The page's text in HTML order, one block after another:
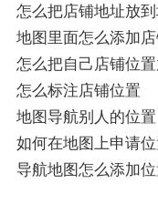
怎么把店铺地址放
地图里面怎么添加
怎么把自己店铺位
图上
怎么标注店铺位置
地图导航别人的位置
如何在地图上申请
导航地图怎么添加